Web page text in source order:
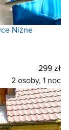
Niżne
299 zł
2 osoby, 1 noc